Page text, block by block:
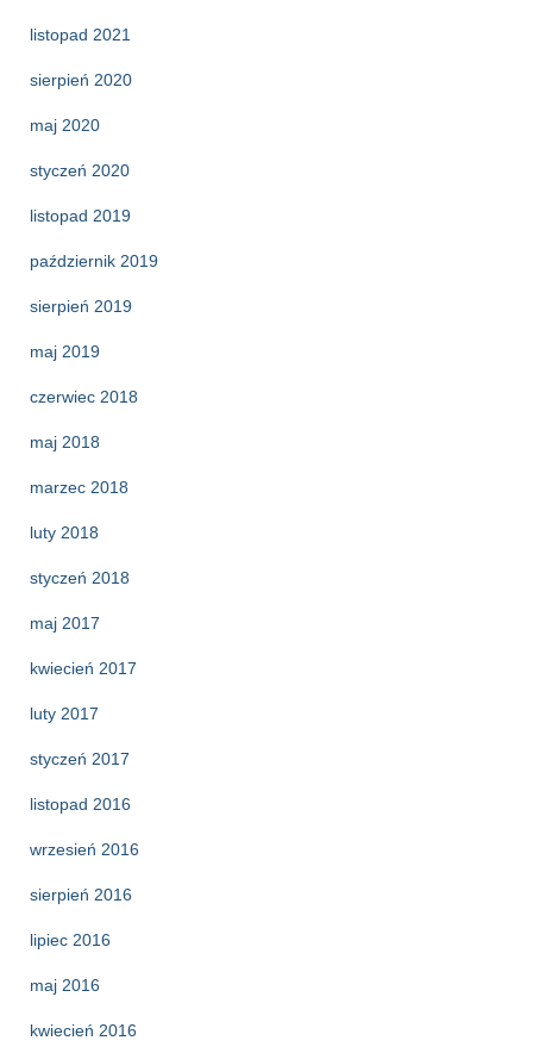
listopad 2021
sierpień 2020
maj 2020
styczeń 2020
listopad 2019
październik 2019
sierpień 2019
maj 2019
czerwiec 2018
maj 2018
marzec 2018
luty 2018
styczeń 2018
maj 2017
kwiecień 2017
luty 2017
styczeń 2017
listopad 2016
wrzesień 2016
sierpień 2016
lipiec 2016
maj 2016
kwiecień 2016